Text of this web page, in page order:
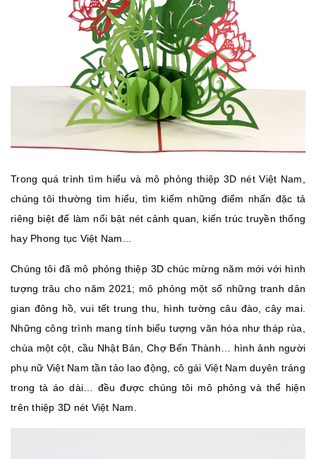
Trong quá trình tìm hiểu và mô phỏng thiệp 3D nét Việt Nam,
chúng tôi thường tìm hiểu, tìm kiếm những điểm nhấn đặc tả
riêng biệt để làm nổi bật nét cảnh quan, kiến trúc truyền thống
hay Phong tục Việt Nam...
Chúng tôi đã mô phỏng thiệp 3D chúc mừng năm mới với hình
tượng trâu cho năm 2021; mô phỏng một số những tranh dân
gian đông hồ, vui tết trung thu, hình tường câu đào, cây mai.
Những công trình mang tính biểu tượng văn hóa như tháp rùa,
chùa một cột, cầu Nhật Bản, Chợ Bến Thành… hình ảnh người
phụ nữ Việt Nam tần tảo lao động, cô gái Việt Nam duyên tráng
trong tà áo dài… đều được chúng tôi mô phỏng và thể hiện
trên thiệp 3D nét Việt Nam.